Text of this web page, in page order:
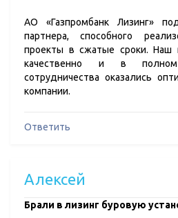
АО «Газпромбанк Лизинг»
партнера, способного
проекты в сжатые сроки. Наш
качественно и в
сотрудничества оказались
компании.
Ответить
Алексей
​Брали в лизинг буровую